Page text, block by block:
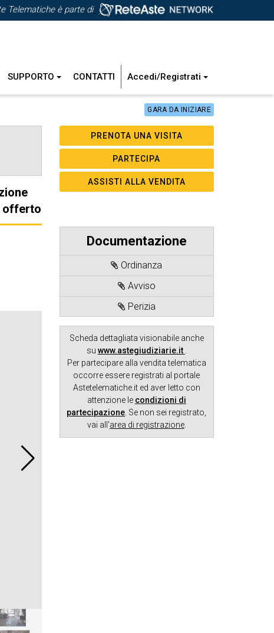
Telematiche è parte di
SUPPORTO CONTATTI Accedi/Registrati
GARA DA INIZIARE
offerto
Documentazione
Ordinanza
Avviso
Perizia
Scheda dettagliata visionabile anche
su www.astegiudiziarie.it
Per partecipare alla vendita telematica
occorre essere registrati al portale
Astetelematiche.it ed aver letto con
attenzione le condizioni di
partecipazione . Se non sei registrato,
vai all'area di registrazione.